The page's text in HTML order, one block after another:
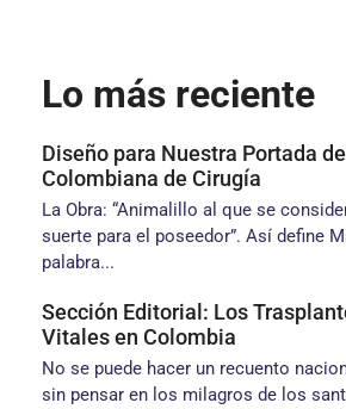
Lo más reciente
Diseño para Nuestra Portada
Colombiana de Cirugía
La Obra: “Animalillo al que se
suerte para el poseedor”. Así define
palabra...
Sección Editorial: Los
Vitales en Colombia
No se puede hacer un recuento
sin pensar en los milagros de los